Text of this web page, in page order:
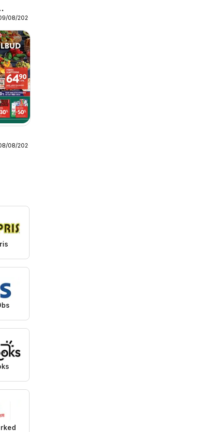
08/2026
08/2026